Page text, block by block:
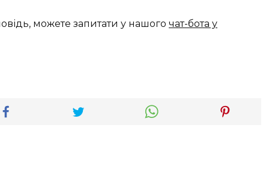
можете запитати у нашого чат-бота у